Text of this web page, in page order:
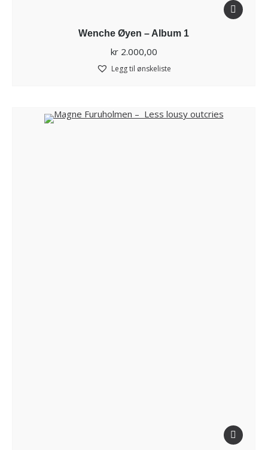
Wenche Øyen – Album 1
kr2.000,00
Legg til ønskeliste